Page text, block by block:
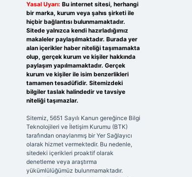
Yasal Uyarı: Bu internet sitesi, herhangi
bir marka, kurum veya şahıs şirketi ile
hiçbir bağlantısı bulunmamaktadır.
Sitede yalnızca kendi hazırladığımız
makaleler paylaşılmaktadır. Burada yer
alan içerikler haber niteliği taşımamakta
olup, gerçek kurum ve kişiler hakkında
paylaşım yapılmamaktadır. Gerçek
kurum ve kişiler ile isim benzerlikleri
tamamen tesadüfidir. Sitemizdeki
bilgiler taslak halindedir ve tavsiye
niteliği taşımazlar.
Sitemiz, 5651 Sayılı Kanun gereğince Bilgi
Teknolojileri ve İletişim Kurumu (BTK)
tarafından onaylanmış bir Yer Sağlayıcı
olarak hizmet vermektedir. Bu nedenle,
sitedeki içerikleri proaktif olarak
denetleme veya araştırma
yükümlülüğümüz bulunmamaktadır.